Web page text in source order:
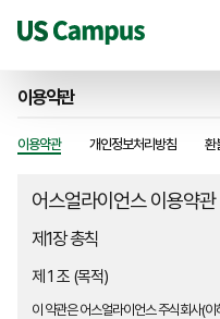
이용약관
이용약관 개인정보처리방침 환
어스얼라이언스 이용약관
제1장 총칙
제 1 조 (목적)
이 약관은 어스얼라이언스 주식회사(